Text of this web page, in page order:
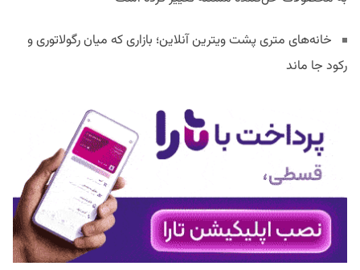
خانه‌های متری پشت ویترین آنلاین؛ بازاری که میان رگولاتوری و
رکود جا ماند